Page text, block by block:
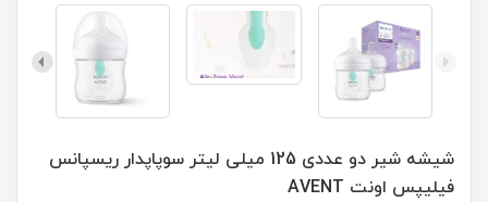
شیشه شیر دو عددی 125 میلی لیتر سوپاپدار ریسپانس
فیلیپس اونت AVENT